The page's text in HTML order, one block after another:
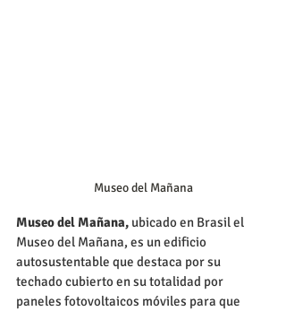
Museo del Mañana
Museo del Mañana, ubicado en Brasil el
Museo del Mañana, es un edificio
autosustentable que destaca por su
techado cubierto en su totalidad por
paneles fotovoltaicos móviles para que